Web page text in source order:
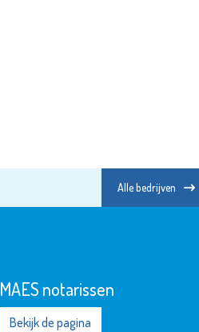
Alle bedrijven
MAES notarissen
Bekijk de pagina